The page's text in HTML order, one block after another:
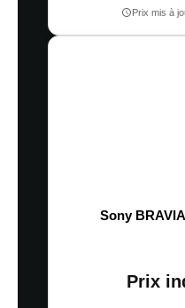
Prix mis à
Sony
Prix